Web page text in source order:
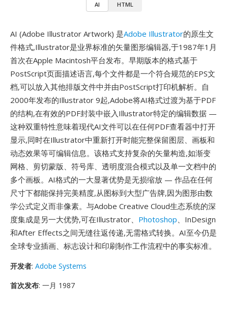
AI HTML
AI (Adobe Illustrator Artwork) 是Adobe Illustrator的原生文
件格式,Illustrator是业界标准的矢量图形编辑器,于1987年1月
首次在Apple Macintosh平台发布。早期版本的格式基于
PostScript页面描述语言,每个文件都是一个符合规范的EPS文
档,可以放入其他排版文件中并由PostScript打印机解析。自
2000年发布的Illustrator 9起,Adobe将AI格式过渡为基于PDF
的结构,在有效的PDF封装中嵌入Illustrator特定的编辑数据 —
这种双重特性意味着现代AI文件可以在任何PDF查看器中打开
显示,同时在Illustrator中重新打开时能完整保留图层、画板和
动态效果等可编辑信息。该格式支持复杂的矢量构造,如渐变
网格、剪切蒙版、符号库、透明度混合模式以及单一文档中的
多个画板。AI格式的一大显著优势是无损缩放 — 作品在任何
尺寸下都能保持完美精度,从图标到大型广告牌,因为图形由数
学公式定义而非像素。与Adobe Creative Cloud生态系统的深
度集成是另一大优势,可在Illustrator、 Photoshop、InDesign
和After Effects之间无缝往返传递,无需格式转换。AI至今仍是
全球专业插画、标志设计和印刷制作工作流程中的事实标准。
开发者: Adobe Systems
首次发布: 一月 1987